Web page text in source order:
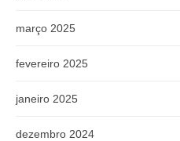
março 2025
fevereiro 2025
janeiro 2025
dezembro 2024